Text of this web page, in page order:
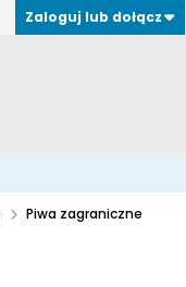
Zaloguj lub dołącz
Piwa zagraniczne